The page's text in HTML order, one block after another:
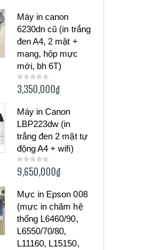
Máy in canon
6230dn cũ (in trắng
đen A4, 2 mặt +
mạng, hộp mực
mới, bh 6T)
0
out
3,350,000₫
Máy in Canon
LBP223dw (in
trắng đen 2 mặt tự
động A4 + wifi)
0
out
9,650,000₫
Mực in Epson 008
(mực in chăm hệ
thống L6460/90,
L6550/70/80,
L11160, L15150,